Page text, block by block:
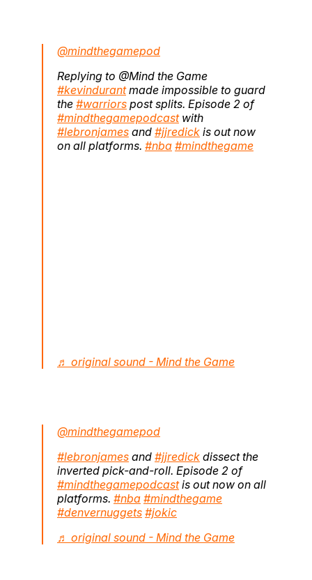
@mindthegamepod
Replying to @Mind the Game
#kevindurantmade impossible to guard
the #warriors post splits. Episode 2 of
#mindthegamepodcastwith
#lebronjames and #jjredick is out now
on all platforms. #nba #mindthegame
♬ original sound - Mind the Game
@mindthegamepod
#lebronjames and #jjredick dissect the
inverted pick-and-roll. Episode 2 of
#mindthegamepodcastis out now on all
platforms. #nba #mindthegame
#denvernuggets #jokic
♬ original sound - Mind the Game